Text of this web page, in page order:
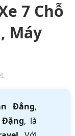
7 Chỗ
Máy
Đẳng,
, là